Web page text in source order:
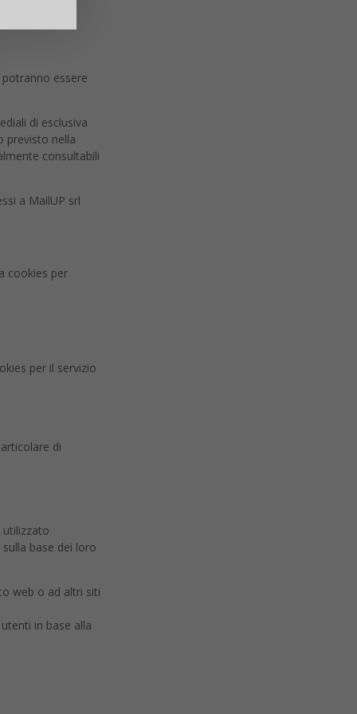
Personali).
potranno essere
di esclusiva
previsto nella
consultabili
a MailUP srl
cookies per
per il servizio
di
base dei loro
web o ad altri siti
in base alla